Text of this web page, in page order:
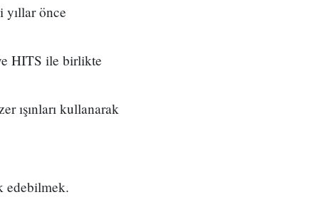
önce
HITS ile birlikte
ışınları kullanarak
edebilmek.